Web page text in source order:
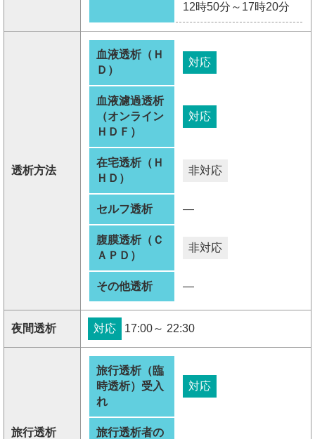
12時50分～17時20分
透析方法
血液透析（Ｈ
Ｄ）
対応
血液濾過透析
（オンライン
ＨＤＦ）
対応
在宅透析（Ｈ
ＨＤ）
非対応
セルフ透析 ―
腹膜透析（Ｃ
ＡＰＤ）
非対応
その他透析 ―
夜間透析 対応 17:00～ 22:30
旅行透析
旅行透析（臨
時透析）受入
れ
対応
旅行透析者の